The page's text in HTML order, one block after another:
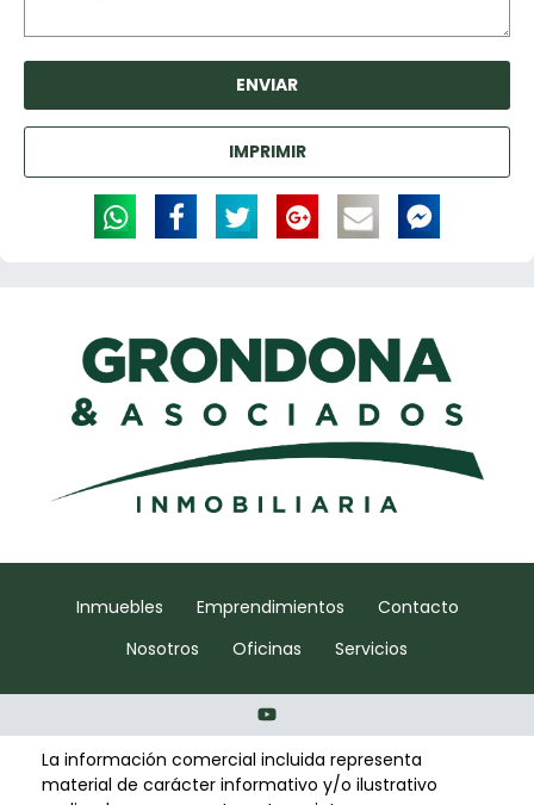
ENVIAR
IMPRIMIR
Inmuebles Emprendimientos
Contacto
Nosotros
Oficinas Servicios
La información comercial incluida representa
material de carácter informativo y/o ilustrativo